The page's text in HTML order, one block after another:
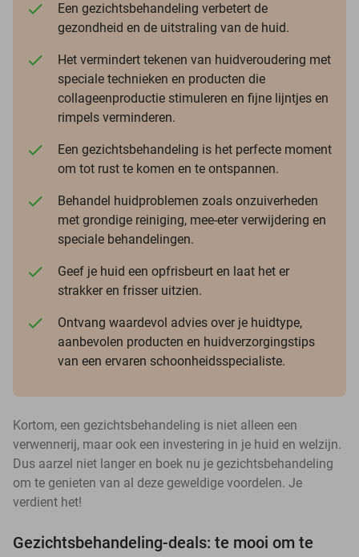
Een gezichtsbehandeling verbetert de
gezondheid en de uitstraling van de huid.
Het vermindert tekenen van huidveroudering met
speciale technieken en producten die
collageenproductie stimuleren en fijne lijntjes en
rimpels verminderen.
Een gezichtsbehandeling is het perfecte moment
om tot rust te komen en te ontspannen.
Behandel huidproblemen zoals onzuiverheden
met grondige reiniging, mee-eter verwijdering en
speciale behandelingen.
Geef je huid een opfrisbeurt en laat het er
strakker en frisser uitzien.
Ontvang waardevol advies over je huidtype,
aanbevolen producten en huidverzorgingstips
van een ervaren schoonheidsspecialiste.
Kortom, een gezichtsbehandeling is niet alleen een
verwennerij, maar ook een investering in je huid en welzijn.
Dus aarzel niet langer en boek nu je gezichtsbehandeling
om te genieten van al deze geweldige voordelen. Je
verdient het!
Gezichtsbehandeling-deals: te mooi om te